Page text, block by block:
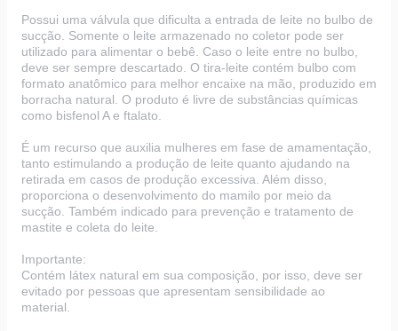
Possui uma válvula que dificulta a entrada de leite no bulbo de
sucção. Somente o leite armazenado no coletor pode ser
utilizado para alimentar o bebê. Caso o leite entre no bulbo,
deve ser sempre descartado. O tira-leite contém bulbo com
formato anatômico para melhor encaixe na mão, produzido em
borracha natural. O produto é livre de substâncias químicas
como bisfenol A e ftalato.
É um recurso que auxilia mulheres em fase de amamentação,
tanto estimulando a produção de leite quanto ajudando na
retirada em casos de produção excessiva. Além disso,
proporciona o desenvolvimento do mamilo por meio da
sucção. Também indicado para prevenção e tratamento de
mastite e coleta do leite.
Importante:
Contém látex natural em sua composição, por isso, deve ser
evitado por pessoas que apresentam sensibilidade ao
material.